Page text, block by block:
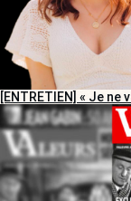
[ENTRETIEN] « Je ne